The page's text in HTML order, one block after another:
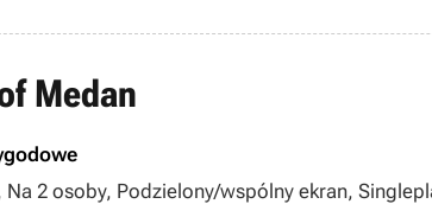
Medan
2 osoby, Podzielony/wspólny ekran,